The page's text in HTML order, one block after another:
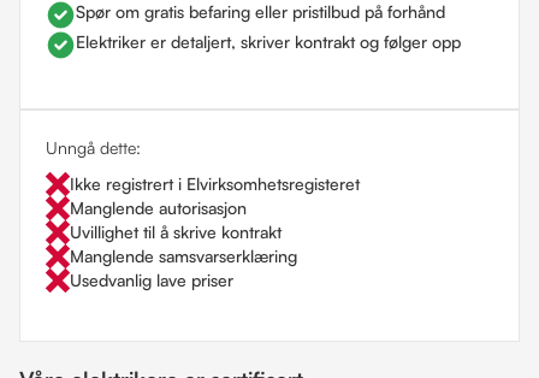
Spør om gratis befaring eller pristilbud på forhånd
Elektriker er detaljert, skriver kontrakt og følger opp
Unngå dette:
Ikke registrert i Elvirksomhetsregisteret
Manglende autorisasjon
Uvillighet til å skrive kontrakt
Manglende samsvarserklæring
Usedvanlig lave priser